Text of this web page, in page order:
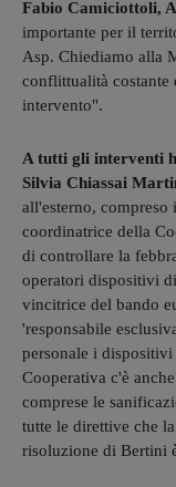
Fabio Camiciottoli,
importante per il
Asp. Chiediamo alla
conflittualità costante
intervento".
A tutti gli interventi
Silvia Chiassai
all'esterno, compreso
coordinatrice della
di controllare la
operatori dispositivi
vincitrice del bando
'responsabile
personale i
Cooperativa c'è
comprese le
tutte le direttive che
risoluzione di Bertini